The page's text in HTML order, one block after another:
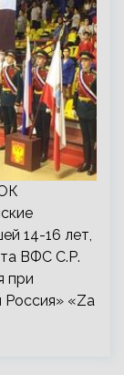
14-16 лет,
ВФС С.Р.
при
Россия» «Zа